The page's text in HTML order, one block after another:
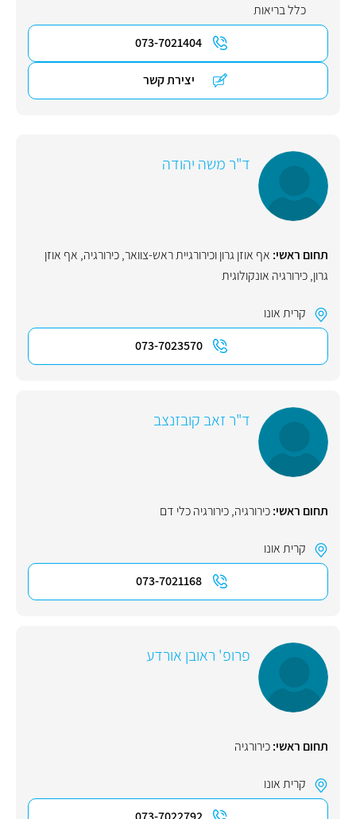
כלל בריאות
073-7021404
יצירת קשר
ד"ר משה יהודה
תחום ראשי: אף אוזן גרון וכירורגיית ראש-צוואר,כירורגיה, אף אוזן
גרון,כירורגיה אונקולוגית
קרית אונו
073-7023570
ד"ר זאב קובזנצב
תחום ראשי:כירורגיה,כירורגיה כלי דם
קרית אונו
073-7021168
פרופ' ראובן אורדע
תחום ראשי:כירורגיה
קרית אונו